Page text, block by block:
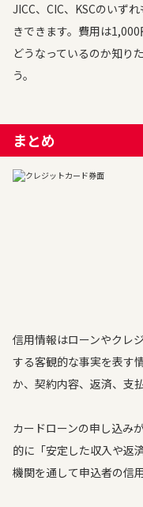
JICC、CIC、KSCのいず
きできます。費用は
どうなっているのか知り
う。
まとめ
信用情報はローンやクレ
する客観的な事実を表す
か、契約内容、返済、支
カードローンの申し込み
的に「安定した収入や返
機関を通して申込者の信